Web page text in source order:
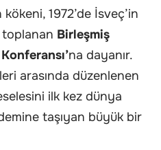
1972’de İsveç’in
toplanan Birleşmiş
na dayanır.
arasında düzenlenen
ilk kez dünya
taşıyan büyük bir